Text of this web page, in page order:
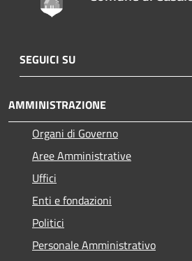
SEGUICI SU
AMMINISTRAZIONE
Organi di Governo
Aree Amministrative
Uffici
Enti e fondazioni
Politici
Personale Amministrativo